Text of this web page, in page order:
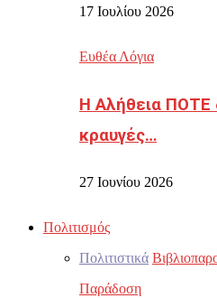
17 Ιουλίου 2026
Ευθέα Λόγια
Η Αλήθεια ΠΟΤΕ
κραυγές…
27 Ιουνίου 2026
Πολιτισμός
Πολιτιστικά
Παράδοση